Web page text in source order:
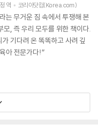
역 코리아닷컴(Korea.com)
는 무거운 짐 속에서 투쟁해 본
모, 즉 우리 모두를 위한 책이다.
기다려 온 똑똑하고 사려 깊
아 전문가다!”